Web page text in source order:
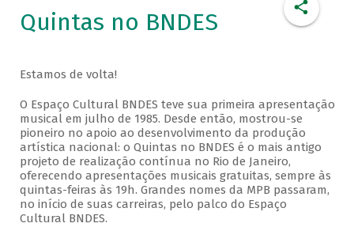
Quintas no BNDES
Estamos de volta!
O Espaço Cultural BNDES teve sua primeira apresentação
musical em julho de 1985. Desde então, mostrou-se
pioneiro no apoio ao desenvolvimento da produção
artística nacional: o Quintas no BNDES é o mais antigo
projeto de realização contínua no Rio de Janeiro,
oferecendo apresentações musicais gratuitas, sempre às
quintas-feiras às 19h. Grandes nomes da MPB passaram,
no início de suas carreiras, pelo palco do Espaço
Cultural BNDES.